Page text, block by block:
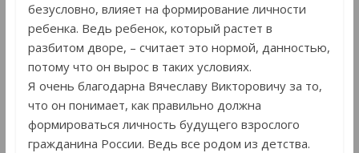
безусловно, влияет на формирование личности
ребенка. Ведь ребенок, который растет в
разбитом дворе, – считает это нормой, данностью,
потому что он вырос в таких условиях.
Я очень благодарна Вячеславу Викторовичу за то,
что он понимает, как правильно должна
формироваться личность будущего взрослого
гражданина России. Ведь все родом из детства.